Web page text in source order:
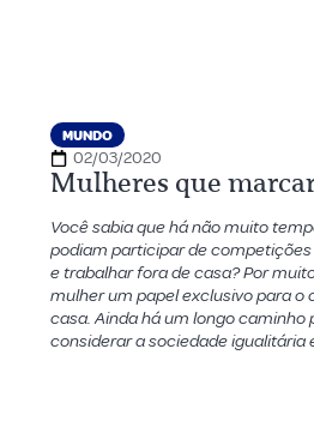
MUNDO
02/03/2020
Mulheres que
Você sabia que há não muito
podiam participar de
e trabalhar fora de casa? Por
mulher um papel exclusivo para o
casa. Ainda há um longo caminho
considerar a sociedade igualitária